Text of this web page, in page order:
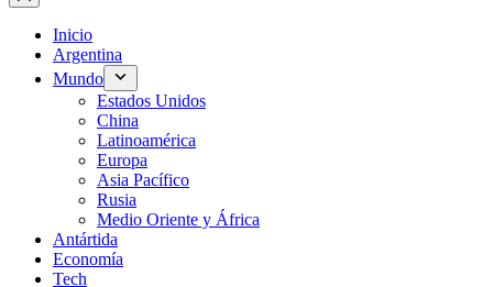
Inicio
Argentina
Mundo
Estados Unidos
China
Latinoamérica
Europa
Asia Pacífico
Rusia
Medio Oriente y África
Antártida
Economía
Tech